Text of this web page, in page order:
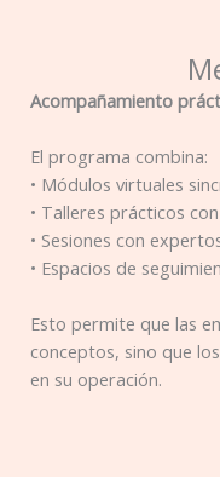
Acompañamiento
El programa combina:
• Módulos virtuales
• Talleres prácticos
• Sesiones con
• Espacios de
Esto permite que las
conceptos, sino que
en su operación.